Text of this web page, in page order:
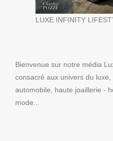
LUXE INFINITY
Bienvenue sur notre média
consacré aux univers du
automobile, haute joaillerie -
mode...